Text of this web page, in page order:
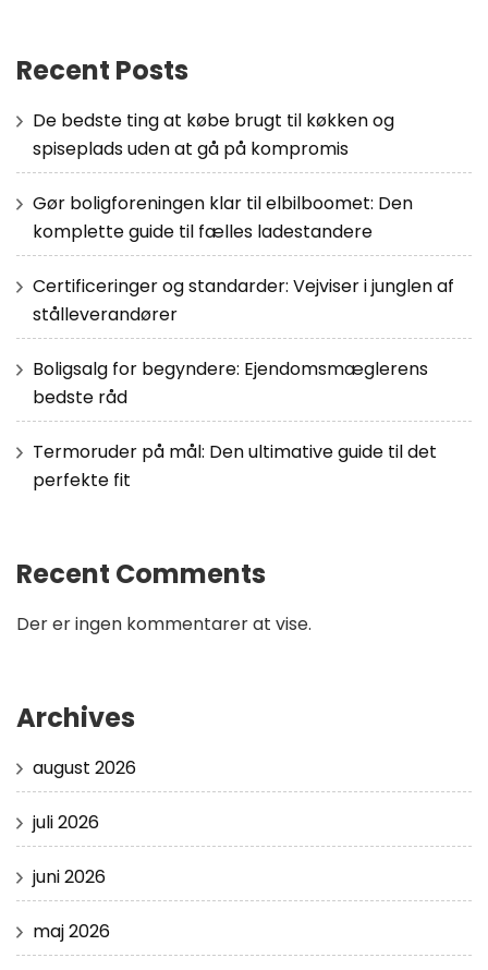
Recent Posts
De bedste ting at købe brugt til køkken og
spiseplads uden at gå på kompromis
Gør boligforeningen klar til elbilboomet: Den
komplette guide til fælles ladestandere
Certificeringer og standarder: Vejviser i junglen af
stålleverandører
Boligsalg for begyndere: Ejendomsmæglerens
bedste råd
Termoruder på mål: Den ultimative guide til det
perfekte fit
Recent Comments
Der er ingen kommentarer at vise.
Archives
august 2026
juli 2026
juni 2026
maj 2026